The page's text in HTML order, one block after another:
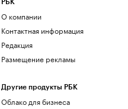
РБК
О компании
Контактная информация
Редакция
Размещение рекламы
Другие продукты РБК
Облако для бизнеса